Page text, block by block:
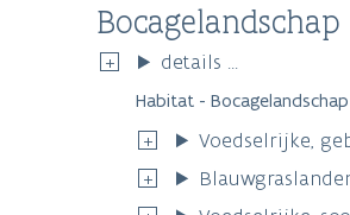
details ...
Habitat -
Voedselrijke,